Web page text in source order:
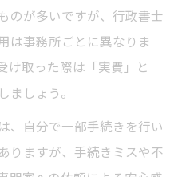
のが多いですが、行政書士
は事務所ごとに異なりま
け取った際は「実費」と
ましょう。
、自分で一部手続きを行い
りますが、手続きミスや不